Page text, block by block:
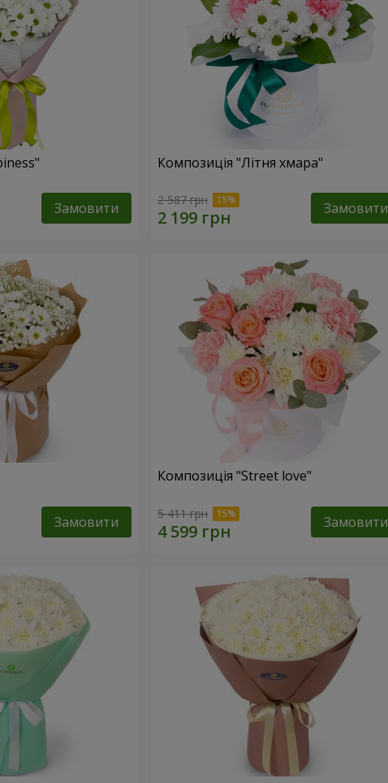
Замовити
Композиція "Літня хмара"
2 587 грн Замовити
Замовити
Композиція "Street love"
5 411 грн Замовити